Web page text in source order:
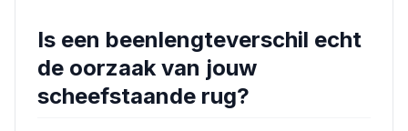
Is een beenlengteverschil echt
de oorzaak van jouw
scheefstaande rug?